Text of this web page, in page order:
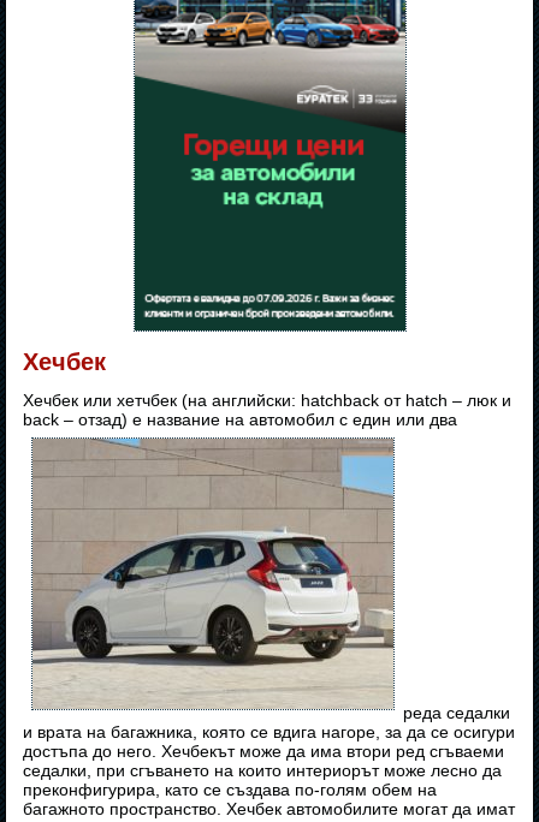
Хечбек
Хечбек или хетчбек (на английски: hatchback от hatch – люк и
back – отзад) е название на автомобил с един или два
реда седалки
и врата на багажника, която се вдига нагоре, за да се осигури
достъпа до него. Хечбекът може да има втори ред сгъваеми
седалки, при сгъването на които интериорът може лесно да
преконфигурира, като се създава по-голям обем на
багажното пространство. Хечбек автомобилите могат да имат